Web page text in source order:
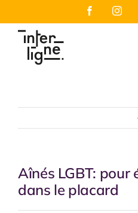
au
contenu
Facebook
Aînés LGBT: pour
dans le placard